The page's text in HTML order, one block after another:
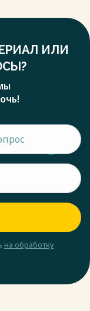
ИЛИ
на обработку